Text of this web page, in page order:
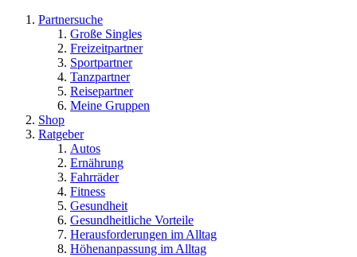
Partnersuche
Große Singles
Freizeitpartner
Sportpartner
Tanzpartner
Reisepartner
Meine Gruppen
Shop
Ratgeber
Autos
Ernährung
Fahrräder
Fitness
Gesundheit
Gesundheitliche Vorteile
Herausforderungen im Alltag
Höhenanpassung im Alltag